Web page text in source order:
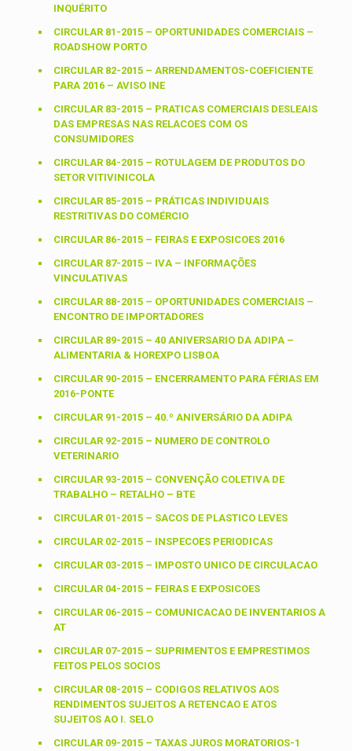
INQUÉRITO
CIRCULAR 81-2015 – OPORTUNIDADES COMERCIAIS –
ROADSHOW PORTO
CIRCULAR 82-2015 – ARRENDAMENTOS-COEFICIENTE
PARA 2016 – AVISO INE
CIRCULAR 83-2015 – PRATICAS COMERCIAIS DESLEAIS
DAS EMPRESAS NAS RELACOES COM OS
CONSUMIDORES
CIRCULAR 84-2015 – ROTULAGEM DE PRODUTOS DO
SETOR VITIVINICOLA
CIRCULAR 85-2015 – PRÁTICAS INDIVIDUAIS
RESTRITIVAS DO COMÉRCIO
CIRCULAR 86-2015 – FEIRAS E EXPOSICOES 2016
CIRCULAR 87-2015 – IVA – INFORMAÇÕES
VINCULATIVAS
CIRCULAR 88-2015 – OPORTUNIDADES COMERCIAIS –
ENCONTRO DE IMPORTADORES
CIRCULAR 89-2015 – 40 ANIVERSARIO DA ADIPA –
ALIMENTARIA & HOREXPO LISBOA
CIRCULAR 90-2015 – ENCERRAMENTO PARA FÉRIAS EM
2016-PONTE
CIRCULAR 91-2015 – 40.º ANIVERSÁRIO DA ADIPA
CIRCULAR 92-2015 – NUMERO DE CONTROLO
VETERINARIO
CIRCULAR 93-2015 – CONVENÇÃO COLETIVA DE
TRABALHO – RETALHO – BTE
CIRCULAR 01-2015 – SACOS DE PLASTICO LEVES
CIRCULAR 02-2015 – INSPECOES PERIODICAS
CIRCULAR 03-2015 – IMPOSTO UNICO DE CIRCULACAO
CIRCULAR 04-2015 – FEIRAS E EXPOSICOES
CIRCULAR 06-2015 – COMUNICACAO DE INVENTARIOS A
AT
CIRCULAR 07-2015 – SUPRIMENTOS E EMPRESTIMOS
FEITOS PELOS SOCIOS
CIRCULAR 08-2015 – CODIGOS RELATIVOS AOS
RENDIMENTOS SUJEITOS A RETENCAO E ATOS
SUJEITOS AO I. SELO
CIRCULAR 09-2015 – TAXAS JUROS MORATORIOS-1